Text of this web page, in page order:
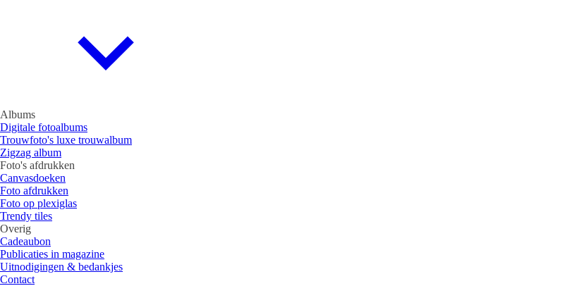
Albums
Digitale fotoalbums
Trouwfoto's luxe trouwalbum
Zigzag album
Foto's afdrukken
Canvasdoeken
Foto afdrukken
Foto op plexiglas
Trendy tiles
Overig
Cadeaubon
Publicaties in magazine
Uitnodigingen & bedankjes
Contact